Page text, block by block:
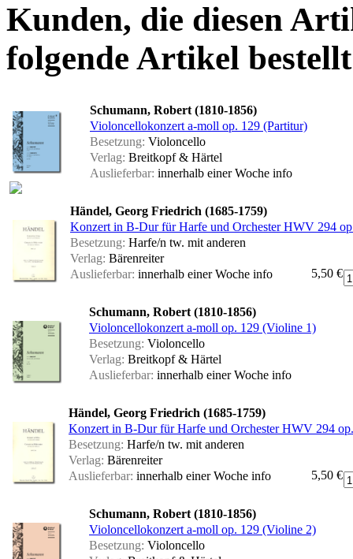
Kunden, die diesen
folgende Artikel
Schumann, Robert (1810-1856)
Violoncellokonzert a-moll op. 129 (Partitur)
Besetzung: Violoncello
Verlag: Breitkopf & Härtel
Auslieferbar: innerhalb einer Woche info
Händel, Georg Friedrich (1685-1759)
Konzert in B-Dur für Harfe und Orchester HWV 294
Besetzung: Harfe/n tw. mit anderen
Verlag: Bärenreiter
Auslieferbar: innerhalb einer Woche info 5,50 €
Schumann, Robert (1810-1856)
Violoncellokonzert a-moll op. 129 (Violine 1)
Besetzung: Violoncello
Verlag: Breitkopf & Härtel
Auslieferbar: innerhalb einer Woche info
Händel, Georg Friedrich (1685-1759)
Konzert in B-Dur für Harfe und Orchester HWV 294
Besetzung: Harfe/n tw. mit anderen
Verlag: Bärenreiter
Auslieferbar: innerhalb einer Woche info 5,50 €
Schumann, Robert (1810-1856)
Violoncellokonzert a-moll op. 129 (Violine 2)
Besetzung: Violoncello